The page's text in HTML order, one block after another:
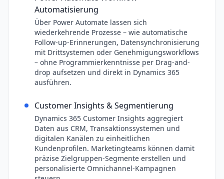
Automatisierung
Über Power Automate lassen sich
wiederkehrende Prozesse – wie automatische
Follow-up-Erinnerungen, Datensynchronisierung
mit Drittsystemen oder Genehmigungsworkflows
– ohne Programmierkenntnisse per Drag-and-
drop aufsetzen und direkt in Dynamics 365
ausführen.
Customer Insights & Segmentierung
Dynamics 365 Customer Insights aggregiert
Daten aus CRM, Transaktionssystemen und
digitalen Kanälen zu einheitlichen
Kundenprofilen. Marketingteams können damit
präzise Zielgruppen-Segmente erstellen und
personalisierte Omnichannel-Kampagnen